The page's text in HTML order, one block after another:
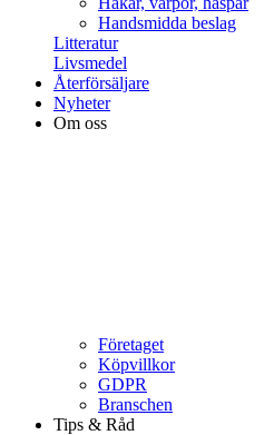
Handsmidda beslag
Litteratur
Livsmedel
Återförsäljare
Nyheter
Om oss
Företaget
Köpvillkor
GDPR
Branschen
Tips & Råd